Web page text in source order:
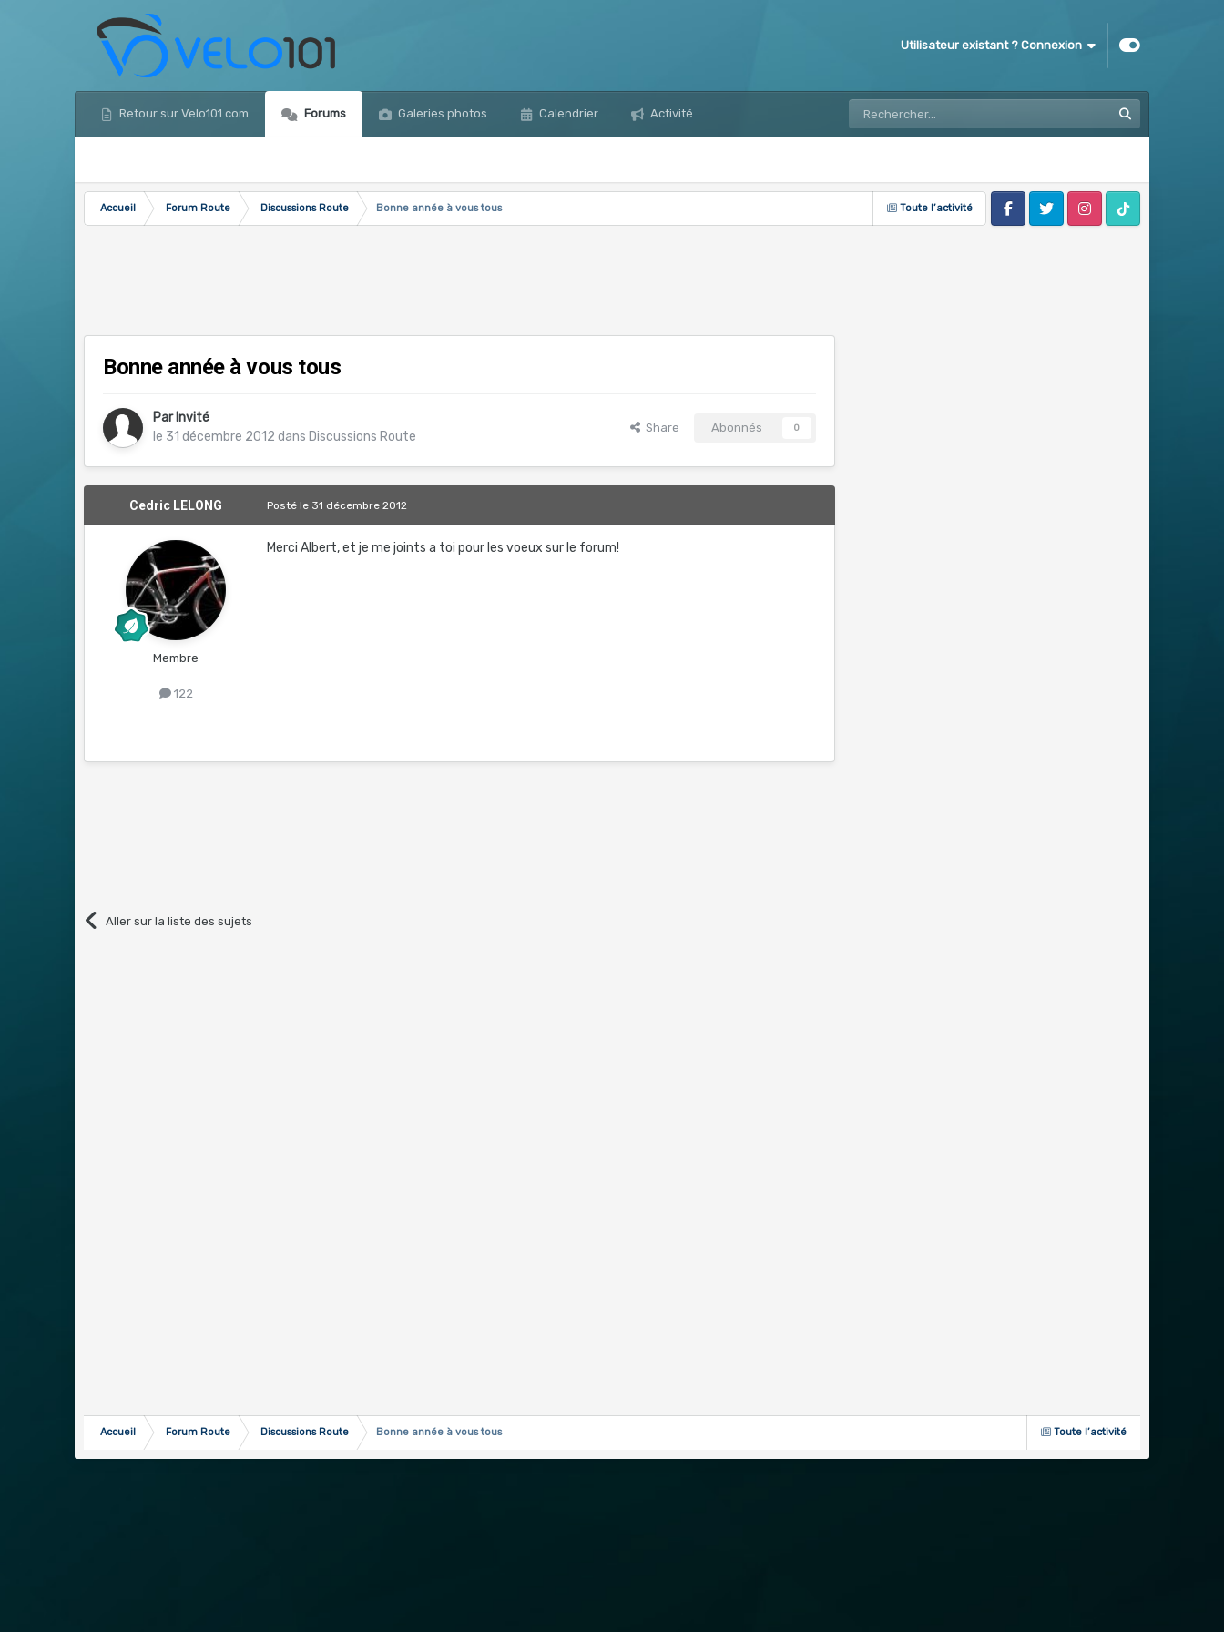
Utilisateur existant ? Connexion
Retour sur Velo101.com Forums Galeries photos Calendrier Activité
Toute l’activité
Accueil Forum Route Discussions Route
Bonne année à vous tous
FacebookTwitter InstagramTik Tok
Bonne année à vous tous
Par Invité
le 31 décembre 2012 dans Discussions Route
Share Abonnés 0
Cedric LELONG
Membre
122
Postéle 31 décembre 2012
Merci Albert, et je me joints a toi pour les voeux sur le forum!
Aller sur la liste des sujets
Toute l’activité
Accueil Forum Route Discussions Route Bonne année à vous tous